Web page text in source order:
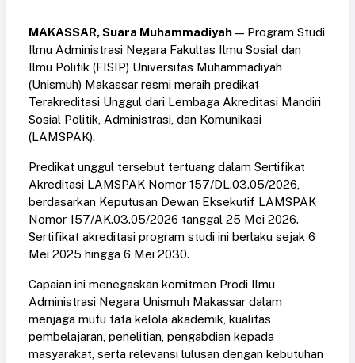
MAKASSAR, Suara Muhammadiyah — Program Studi
Ilmu Administrasi Negara Fakultas Ilmu Sosial dan
Ilmu Politik (FISIP) Universitas Muhammadiyah
(Unismuh) Makassar resmi meraih predikat
Terakreditasi Unggul dari Lembaga Akreditasi Mandiri
Sosial Politik, Administrasi, dan Komunikasi
(LAMSPAK).
Predikat unggul tersebut tertuang dalam Sertifikat
Akreditasi LAMSPAK Nomor 157/DL.03.05/2026,
berdasarkan Keputusan Dewan Eksekutif LAMSPAK
Nomor 157/AK.03.05/2026 tanggal 25 Mei 2026.
Sertifikat akreditasi program studi ini berlaku sejak 6
Mei 2025 hingga 6 Mei 2030.
Capaian ini menegaskan komitmen Prodi Ilmu
Administrasi Negara Unismuh Makassar dalam
menjaga mutu tata kelola akademik, kualitas
pembelajaran, penelitian, pengabdian kepada
masyarakat, serta relevansi lulusan dengan kebutuhan